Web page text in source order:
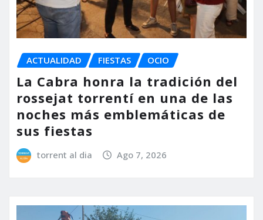
ACTUALIDAD FIESTAS OCIO
La Cabra honra la tradición del
rossejat torrentí en una de las
noches más emblemáticas de
sus fiestas
torrent al dia Ago 7, 2026